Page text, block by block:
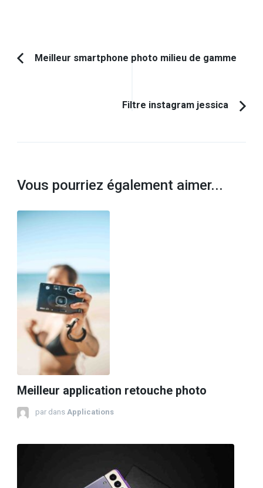
Navigation
Article
Meilleur smartphone photo milieu de gamme
Filtre instagram jessica
Vous pourriez également aimer...
Meilleur application retouche photo
par dans Applications